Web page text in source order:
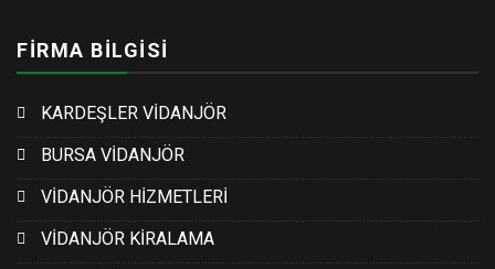
FİRMA BİLGİSİ
KARDEŞLER VİDANJÖR
BURSA VİDANJÖR
VİDANJÖR HİZMETLERİ
VİDANJÖR KİRALAMA